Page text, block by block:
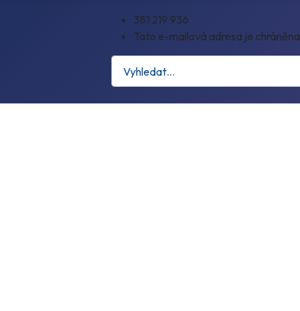
381 219 936
Tato e-mailová adresa je